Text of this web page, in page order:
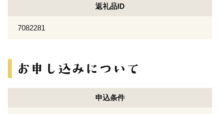
返礼品ID
7082281
申込条件